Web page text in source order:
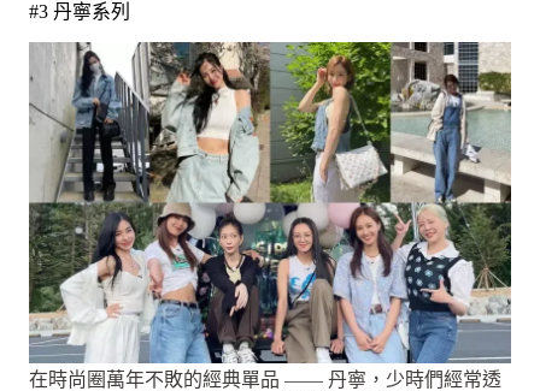
#3 丹寧系列
在時尚圈萬年不敗的經典單品 —— 丹寧，少時們經常透